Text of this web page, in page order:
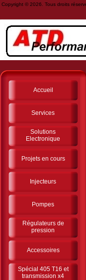
Copyright © 2026. Tous droits
Accueil
Services
Solutions
Electronique
Projets en cours
Injecteurs
Pompes
Régulateurs de
pression
Accessoires
Spécial 405 T16 et
transmission x4